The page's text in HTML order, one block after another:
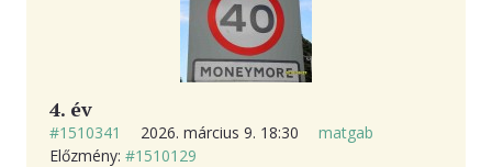
4. év
#1510341 2026. március 9. 18:30
matgab
Előzmény: #1510129